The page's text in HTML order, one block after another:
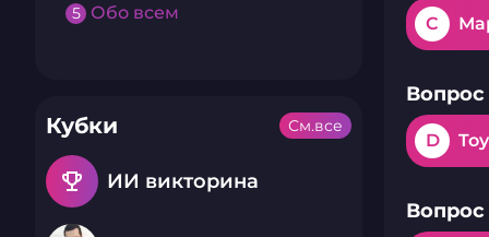
5 Обо всем
Кубки
emoji_events ИИ викторина
См.все
C
Вопрос
D
Вопрос